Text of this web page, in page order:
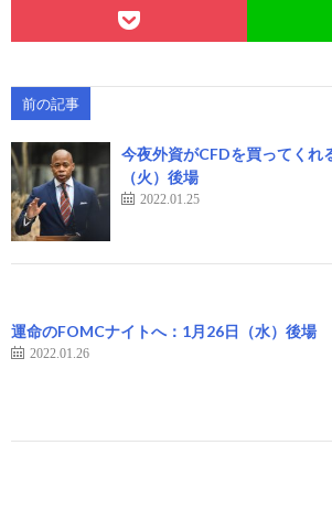
前の記事
今夜外資がCFDを買ってくれ
（火）後場
2022.01.25
運命のFOMCナイトへ：1月26日（水）後場
2022.01.26